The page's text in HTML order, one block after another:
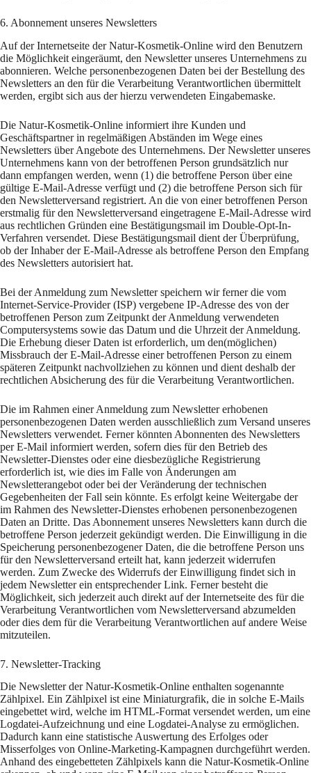
6. Abonnement unseres Newsletters
Auf der Internetseite der Natur-Kosmetik-Online wird den Benutzern
die Möglichkeit eingeräumt, den Newsletter unseres Unternehmens zu
abonnieren. Welche personenbezogenen Daten bei der Bestellung des
Newsletters an den für die Verarbeitung Verantwortlichen übermittelt
werden, ergibt sich aus der hierzu verwendeten Eingabemaske.
Die Natur-Kosmetik-Online informiert ihre Kunden und
Geschäftspartner in regelmäßigen Abständen im Wege eines
Newsletters über Angebote des Unternehmens. Der Newsletter unseres
Unternehmens kann von der betroffenen Person grundsätzlich nur
dann empfangen werden, wenn (1) die betroffene Person über eine
gültige E-Mail-Adresse verfügt und (2) die betroffene Person sich für
den Newsletterversand registriert. An die von einer betroffenen Person
erstmalig für den Newsletterversand eingetragene E-Mail-Adresse wird
aus rechtlichen Gründen eine Bestätigungsmail im Double-Opt-In-
Verfahren versendet. Diese Bestätigungsmail dient der Überprüfung,
ob der Inhaber der E-Mail-Adresse als betroffene Person den Empfang
des Newsletters autorisiert hat.
Bei der Anmeldung zum Newsletter speichern wir ferner die vom
Internet-Service-Provider (ISP) vergebene IP-Adresse des von der
betroffenen Person zum Zeitpunkt der Anmeldung verwendeten
Computersystems sowie das Datum und die Uhrzeit der Anmeldung.
Die Erhebung dieser Daten ist erforderlich, um den(möglichen)
Missbrauch der E-Mail-Adresse einer betroffenen Person zu einem
späteren Zeitpunkt nachvollziehen zu können und dient deshalb der
rechtlichen Absicherung des für die Verarbeitung Verantwortlichen.
Die im Rahmen einer Anmeldung zum Newsletter erhobenen
personenbezogenen Daten werden ausschließlich zum Versand unseres
Newsletters verwendet. Ferner könnten Abonnenten des Newsletters
per E-Mail informiert werden, sofern dies für den Betrieb des
Newsletter-Dienstes oder eine diesbezügliche Registrierung
erforderlich ist, wie dies im Falle von Änderungen am
Newsletterangebot oder bei der Veränderung der technischen
Gegebenheiten der Fall sein könnte. Es erfolgt keine Weitergabe der
im Rahmen des Newsletter-Dienstes erhobenen personenbezogenen
Daten an Dritte. Das Abonnement unseres Newsletters kann durch die
betroffene Person jederzeit gekündigt werden. Die Einwilligung in die
Speicherung personenbezogener Daten, die die betroffene Person uns
für den Newsletterversand erteilt hat, kann jederzeit widerrufen
werden. Zum Zwecke des Widerrufs der Einwilligung findet sich in
jedem Newsletter ein entsprechender Link. Ferner besteht die
Möglichkeit, sich jederzeit auch direkt auf der Internetseite des für die
Verarbeitung Verantwortlichen vom Newsletterversand abzumelden
oder dies dem für die Verarbeitung Verantwortlichen auf andere Weise
mitzuteilen.
7. Newsletter-Tracking
Die Newsletter der Natur-Kosmetik-Online enthalten sogenannte
Zählpixel. Ein Zählpixel ist eine Miniaturgrafik, die in solche E-Mails
eingebettet wird, welche im HTML-Format versendet werden, um eine
Logdatei-Aufzeichnung und eine Logdatei-Analyse zu ermöglichen.
Dadurch kann eine statistische Auswertung des Erfolges oder
Misserfolges von Online-Marketing-Kampagnen durchgeführt werden.
Anhand des eingebetteten Zählpixels kann die Natur-Kosmetik-Online